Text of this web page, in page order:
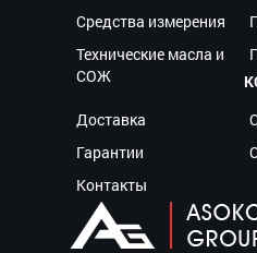
Средства измерения
Технические масла и
СОЖ
Доставка
Гарантии
Контакты